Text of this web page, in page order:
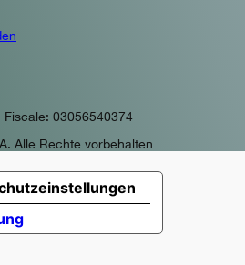
Fiscale: 03056540374
Alle Rechte vorbehalten